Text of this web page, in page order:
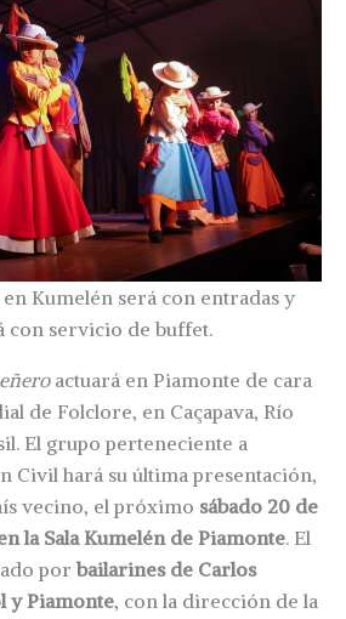
Kumelén será con entradas y
con servicio de buffet.
actuará en Piamonte de cara
de Folclore, en Caçapava, Río
El grupo perteneciente a
Civil hará su última presentación,
vecino, el próximo sábado 20 de
la Sala Kumelén de Piamonte. El
porbailarines de Carlos
y Piamonte, con la dirección de la